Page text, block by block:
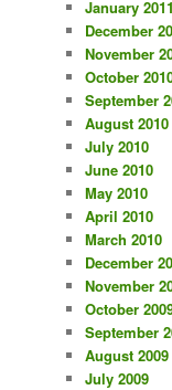
January 2011
December
November
October
September
August 2010
July 2010
June 2010
May 2010
April 2010
March 2010
December
November
October
September
August 2009
July 2009